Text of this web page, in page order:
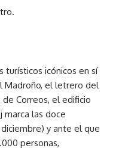
turísticos icónicos en sí
Madroño, el letrero del
de Correos, el edificio
marca las doce
y ante el que
personas,